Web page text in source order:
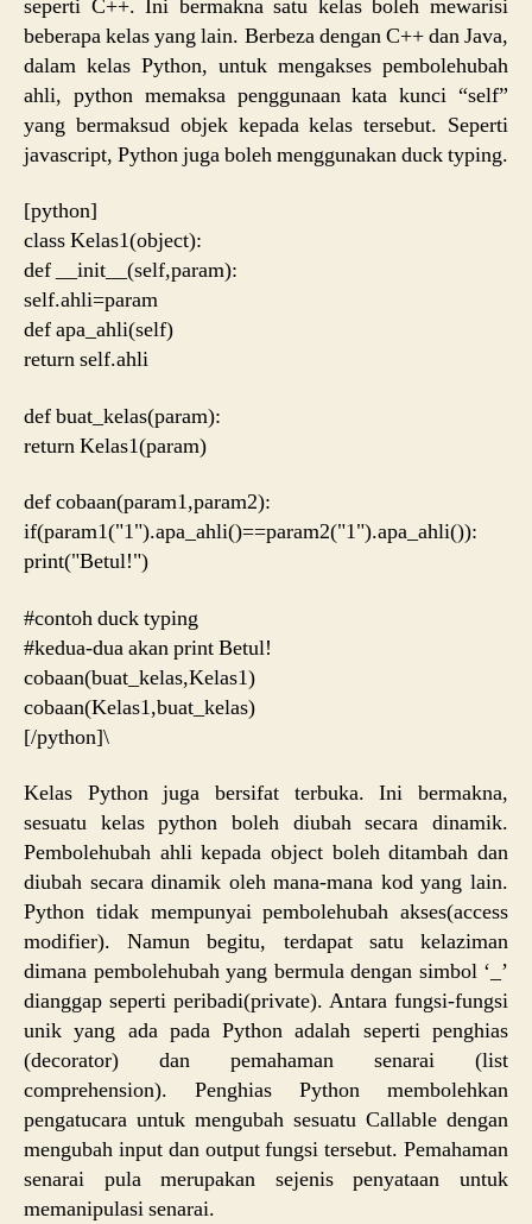
seperti C++. Ini bermakna satu kelas boleh mewarisi
beberapa kelas yang lain. Berbeza dengan C++ dan Java,
dalam kelas Python, untuk mengakses pembolehubah
ahli, python memaksa penggunaan kata kunci “self”
yang bermaksud objek kepada kelas tersebut. Seperti
javascript, Python juga boleh menggunakan duck typing.
[python]
class Kelas1(object):
def __init__(self,param):
self.ahli=param
def apa_ahli(self)
return self.ahli
def buat_kelas(param):
return Kelas1(param)
def cobaan(param1,param2):
if(param1("1").apa_ahli()==param2("1").apa_ahli()):
print("Betul!")
#contoh duck typing
#kedua-dua akan print Betul!
cobaan(buat_kelas,Kelas1)
cobaan(Kelas1,buat_kelas)
[/python]\
Kelas Python juga bersifat terbuka. Ini bermakna,
sesuatu kelas python boleh diubah secara dinamik.
Pembolehubah ahli kepada object boleh ditambah dan
diubah secara dinamik oleh mana-mana kod yang lain.
Python tidak mempunyai pembolehubah akses(access
modifier). Namun begitu, terdapat satu kelaziman
dimana pembolehubah yang bermula dengan simbol ‘_’
dianggap seperti peribadi(private). Antara fungsi-fungsi
unik yang ada pada Python adalah seperti penghias
(decorator) dan pemahaman senarai (list
comprehension). Penghias Python membolehkan
pengatucara untuk mengubah sesuatu Callable dengan
mengubah input dan output fungsi tersebut. Pemahaman
senarai pula merupakan sejenis penyataan untuk
memanipulasi senarai.